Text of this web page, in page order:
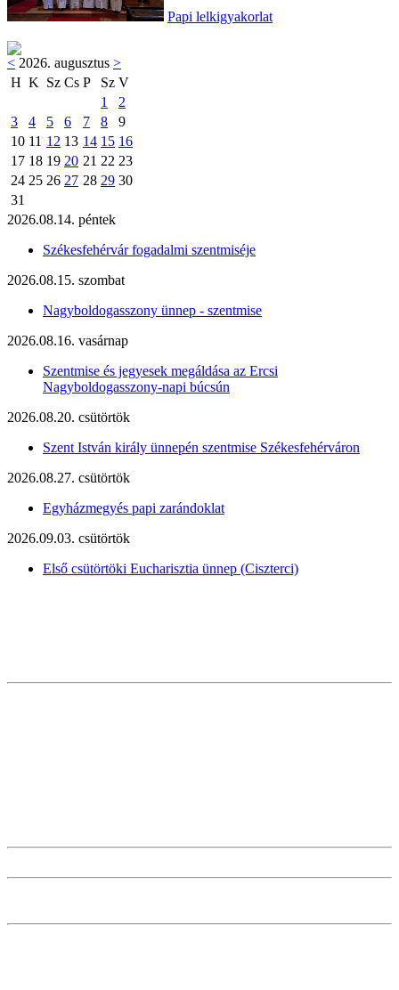
Papi lelkigyakorlat
< 2026. augusztus >
H K Sz Cs P Sz V
1
2
3
4 5 6 7 8
9
10 11 12 13 14 15 16
17 18 19 20 21 22 23
24 25 26 27 28 29 30
31
2026.08.14. péntek
Székesfehérvár fogadalmi szentmiséje
2026.08.15. szombat
Nagyboldogasszony ünnep - szentmise
2026.08.16. vasárnap
Szentmise és jegyesek megáldása az Ercsi
Nagyboldogasszony-napi búcsún
2026.08.20. csütörtök
Szent István király ünnepén szentmise Székesfehérváron
2026.08.27. csütörtök
Egyházmegyés papi zarándoklat
2026.09.03. csütörtök
Első csütörtöki Eucharisztia ünnep (Ciszterci)